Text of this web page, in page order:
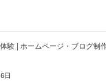
験 | ホームページ・ブログ制
日